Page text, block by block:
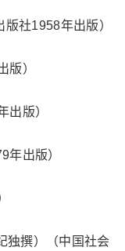
社1958年出版）
版）
出版）
年出版）
独撰）（中国社会